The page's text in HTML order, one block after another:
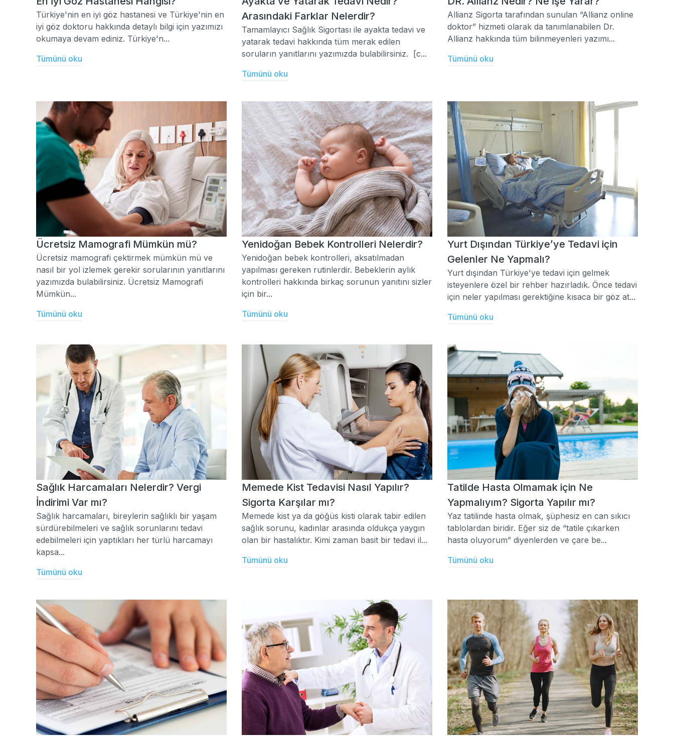
Türkiye'nin en iyi göz hastanesi ve Türkiye'nin en
iyi göz doktoru hakkında detaylı bilgi için yazımızı
okumaya devam ediniz. Türkiye'n...
Tümünü oku
Arasındaki Farklar Nelerdir?
Tamamlayıcı Sağlık Sigortası ile ayakta tedavi ve
yatarak tedavi hakkında tüm merak edilen
soruların yanıtlarını yazımızda bulabilirsiniz. [c...
Tümünü oku
Allianz Sigorta tarafından sunulan “Allianz online
doktor” hizmeti olarak da tanımlanabilen Dr.
Allianz hakkında tüm bilinmeyenleri yazımı...
Tümünü oku
Ücretsiz Mamografi Mümkün mü?
Ücretsiz mamografi çektirmek mümkün mü ve
nasıl bir yol izlemek gerekir sorularının yanıtlarını
yazımızda bulabilirsiniz. Ücretsiz Mamografi
Mümkün...
Tümünü oku
Yenidoğan Bebek Kontrolleri Nelerdir?
Yenidoğan bebek kontrolleri, aksatılmadan
yapılması gereken rutinlerdir. Bebeklerin aylık
kontrolleri hakkında birkaç sorunun yanıtını sizler
için bir...
Tümünü oku
Yurt Dışından Türkiye’ye Tedavi için
Gelenler Ne Yapmalı?
Yurt dışından Türkiye'ye tedavi için gelmek
isteyenlere özel bir rehber hazırladık. Önce tedavi
için neler yapılması gerektiğine kısaca bir göz at...
Tümünü oku
Sağlık Harcamaları Nelerdir? Vergi
İndirimi Var mı?
Sağlık harcamaları, bireylerin sağlıklı bir yaşam
sürdürebilmeleri ve sağlık sorunlarını tedavi
edebilmeleri için yaptıkları her türlü harcamayı
kapsa...
Tümünü oku
Memede Kist Tedavisi Nasıl Yapılır?
Sigorta Karşılar mı?
Memede kist ya da göğüs kisti olarak tabir edilen
sağlık sorunu, kadınlar arasında oldukça yaygın
olan bir hastalıktır. Kimi zaman basit bir tedavi il...
Tümünü oku
Tatilde Hasta Olmamak için Ne
Yapmalıyım? Sigorta Yapılır mı?
Yaz tatilinde hasta olmak, şüphesiz en can sıkıcı
tablolardan biridir. Eğer siz de “tatile çıkarken
hasta oluyorum” diyenlerden ve çare be...
Tümünü oku